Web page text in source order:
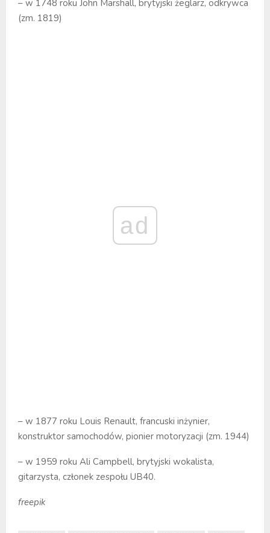
– w 1748 roku John Marshall, brytyjski żeglarz, odkrywca
(zm. 1819)
ad
– w 1877 roku Louis Renault, francuski inżynier,
konstruktor samochodów, pionier motoryzacji (zm. 1944)
– w 1959 roku Ali Campbell, brytyjski wokalista,
gitarzysta, członek zespołu UB40.
freepik